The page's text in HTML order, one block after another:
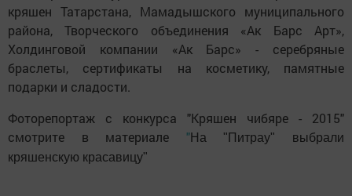
кряшен Татарстана, Мамадышского муниципального
района, Творческого объединения «Ак Барс Арт»,
Холдинговой компании «Ак Барс» - серебряные
браслеты, сертификаты на косметику, памятные
подарки и сладости.
Фоторепортаж с конкурса "Кряшен чибяре - 2015"
смотрите в материале "На "Питрау" выбрали
кряшенскую красавицу"